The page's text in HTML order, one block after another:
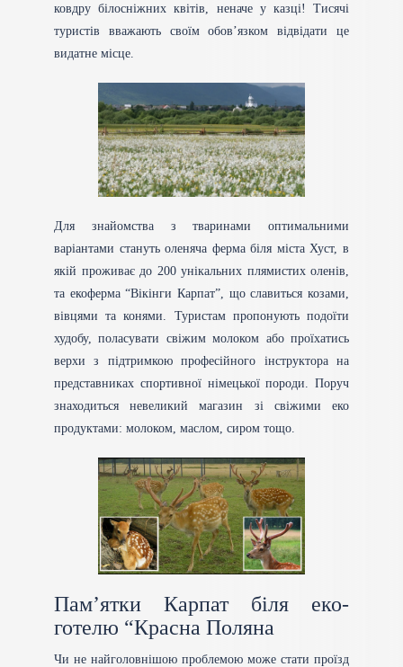
ковдру білосніжних квітів, неначе у казці! Тисячі
туристів вважають своїм обов’язком відвідати це
видатне місце.
Для знайомства з тваринами оптимальними
варіантами стануть оленяча ферма біля міста Хуст, в
якій проживає до 200 унікальних плямистих оленів,
та екоферма “Вікінги Карпат”, що славиться козами,
вівцями та конями. Туристам пропонують подоїти
худобу, поласувати свіжим молоком або проїхатись
верхи з підтримкою професійного інструктора на
представниках спортивної німецької породи. Поруч
знаходиться невеликий магазин зі свіжими еко
продуктами: молоком, маслом, сиром тощо.
Пам’ятки Карпат біля еко-
готелю “Красна Поляна
Чи не найголовнішою проблемою може стати проїзд